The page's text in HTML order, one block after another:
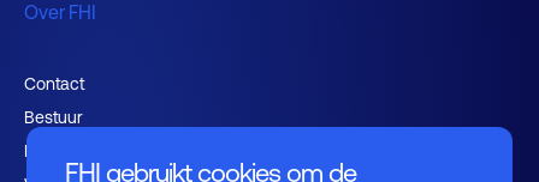
FHI gebruikt cookies om de
Over FHI
Contact
Bestuur
Medewerkers